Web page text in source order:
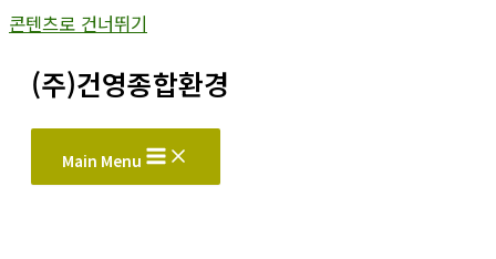
콘텐츠로 건너뛰기
(주)건영종합환경
Main Menu